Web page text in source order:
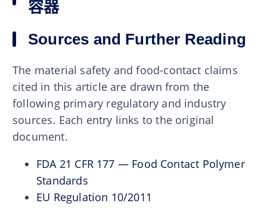
容器
Sources and Further Reading
The material safety and food-contact claims
cited in this article are drawn from the
following primary regulatory and industry
sources. Each entry links to the original
document.
FDA 21 CFR 177 — Food Contact Polymer
Standards
EU Regulation 10/2011